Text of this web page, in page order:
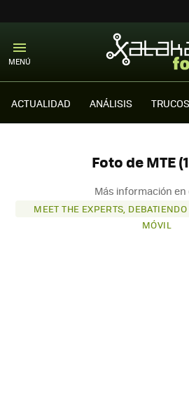
MENÚ
ACTUALIDAD ANÁLISIS
Foto de MTE
Más información en
MEET THE EXPERTS,
MÓVIL